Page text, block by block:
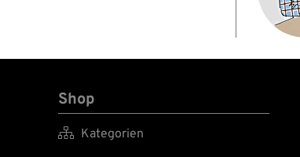
Shop
 Kategorien